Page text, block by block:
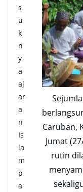
Caruban,
Jumat
rutin
s
u
k
n
y
a
aj
ar
a
n
Is
la
m
p
a